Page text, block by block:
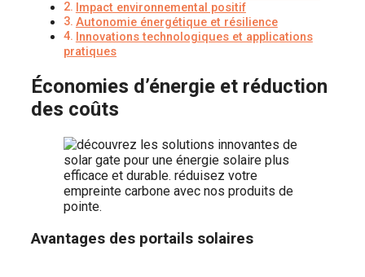
Impact environnemental positif
Autonomie énergétique et résilience
Innovations technologiques et applications
pratiques
Économies d’énergie et réduction
des coûts
Avantages des portails solaires